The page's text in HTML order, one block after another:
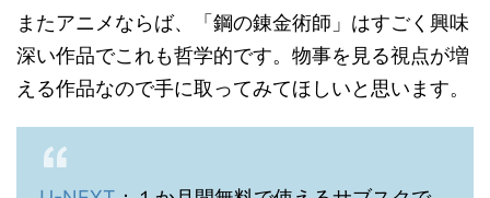
またアニメならば、「鋼の錬金術師」はすごく興味
深い作品でこれも哲学的です。物事を見る視点が増
える作品なので手に取ってみてほしいと思います。